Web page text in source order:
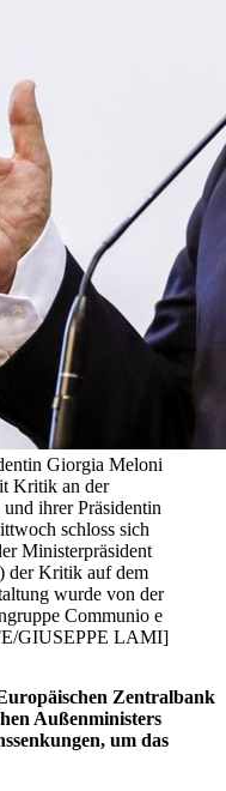
Giorgia Meloni
Kritik an der
ihrer Präsidentin
schloss sich
Ministerpräsident
der Kritik auf dem
wurde von der
Communio e
GIUSEPPE LAMI]
Zentralbank
Außenministers
um das